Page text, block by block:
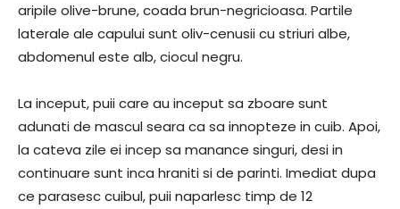
aripile olive-brune, coada brun-negricioasa. Partile
laterale ale capului sunt oliv-cenusii cu striuri albe,
abdomenul este alb, ciocul negru.
La inceput, puii care au inceput sa zboare sunt
adunati de mascul seara ca sa innopteze in cuib. Apoi,
la cateva zile ei incep sa manance singuri, desi in
continuare sunt inca hraniti si de parinti. Imediat dupa
ce parasesc cuibul, puii naparlesc timp de 12